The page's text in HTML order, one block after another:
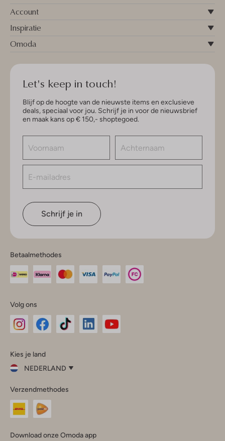
Account
Inspiratie
Omoda
Let's keep in touch!
Blijf op de hoogte van de nieuwste items en exclusieve
deals, speciaal voor jou. Schrijf je in voor de nieuwsbrief
en maak kans op € 150,- shoptegoed.
Schrijf je in
Betaalmethodes
Volg ons
InstagramFacebook
Kies je land
NEDERLAND
je
land
Nederland
Verzendmethodes
Download onze Omoda app